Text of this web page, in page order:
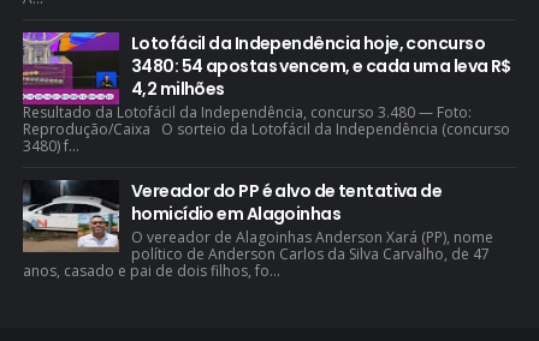
Lotofácil da Independência hoje, concurso
3480: 54 apostas vencem, e cada uma leva R$
4,2 milhões
Resultado da Lotofácil da Independência, concurso 3.480 — Foto:
Reprodução/Caixa O sorteio da Lotofácil da Independência (concurso
3480) f...
Vereador do PP é alvo de tentativa de
homicídio em Alagoinhas
O vereador de Alagoinhas Anderson Xará (PP), nome
político de Anderson Carlos da Silva Carvalho, de 47
anos, casado e pai de dois filhos, fo...